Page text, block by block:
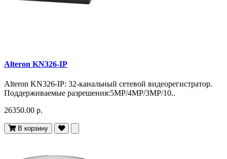
Alteron KN326-IP
Alteron KN326-IP: 32-канальный сетевой видеорегистратор.
Поддерживаемые разрешения:5MP/4MP/3MP/10..
26350.00 р.
В корзину